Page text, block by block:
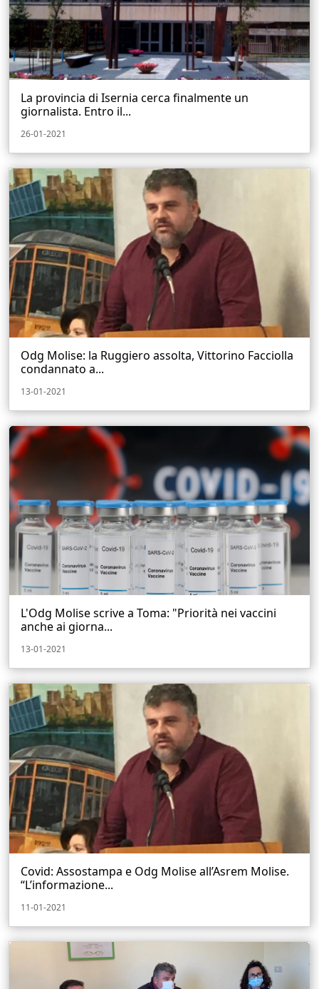
La provincia di Isernia cerca finalmente un
giornalista. Entro il...
26-01-2021
Odg Molise: la Ruggiero assolta, Vittorino Facciolla
condannato a...
13-01-2021
L'Odg Molise scrive a Toma: "Priorità nei vaccini
anche ai giorna...
13-01-2021
Covid: Assostampa e Odg Molise all’Asrem Molise.
“L’informazione...
11-01-2021